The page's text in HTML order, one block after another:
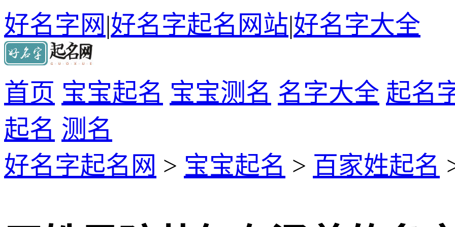
好名字网|好名字起名网站|好名字大全
首页 宝宝起名 宝宝测名 名字大全 起名
起名 测名
好名字起名网 > 宝宝起名 > 百家姓起名